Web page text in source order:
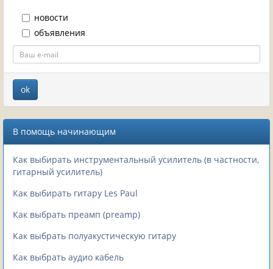
новости
объявления
В помощь начинающим
Как выбирать инструментальный усилитель (в частности,
гитарный усилитель)
Как выбирать гитару Les Paul
Как выбрать преамп (preamp)
Как выбрать полуакустическую гитару
Как выбрать аудио кабель